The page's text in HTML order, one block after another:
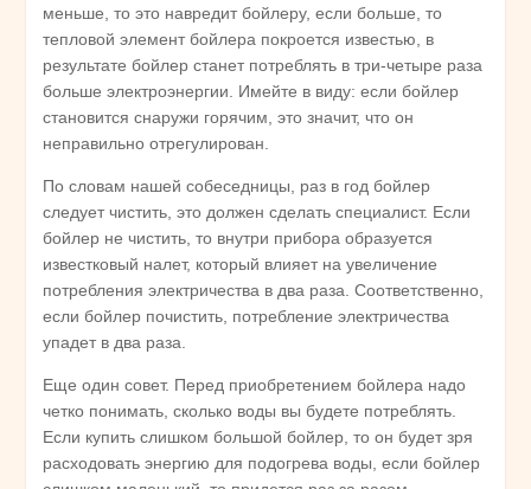
меньше, то это навредит бойлеру, если больше, то
тепловой элемент бойлера покроется известью, в
результате бойлер станет потреблять в три-четыре раза
больше электроэнергии. Имейте в виду: если бойлер
становится снаружи горячим, это значит, что он
неправильно отрегулирован.
По словам нашей собеседницы, раз в год бойлер
следует чистить, это должен сделать специалист. Если
бойлер не чистить, то внутри прибора образуется
известковый налет, который влияет на увеличение
потребления электричества в два раза. Соответственно,
если бойлер почистить, потребление электричества
упадет в два раза.
Еще один совет. Перед приобретением бойлера надо
четко понимать, сколько воды вы будете потреблять.
Если купить слишком большой бойлер, то он будет зря
расходовать энергию для подогрева воды, если бойлер